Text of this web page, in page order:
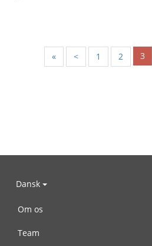
« < 1 2 3
Dansk
Om os
Team